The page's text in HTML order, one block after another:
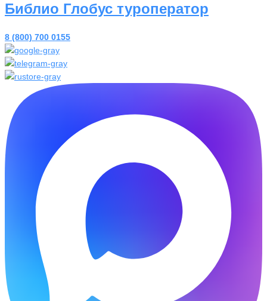
Библио Глобус туроператор
8 (800) 700 0155